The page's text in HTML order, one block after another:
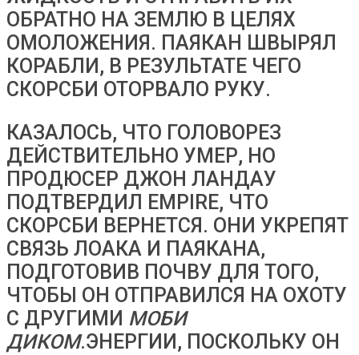
ОБРАТНО НА ЗЕМЛЮ В ЦЕЛЯХ
ОМОЛОЖЕНИЯ. ПАЯКАН ШВЫРЯЛ
КОРАБЛИ, В РЕЗУЛЬТАТЕ ЧЕГО
СКОРСБИ ОТОРВАЛО РУКУ.
КАЗАЛОСЬ, ЧТО ГОЛОВОРЕЗ
ДЕЙСТВИТЕЛЬНО УМЕР, НО
ПРОДЮСЕР ДЖОН ЛАНДАУ
ПОДТВЕРДИЛ EMPIRE, ЧТО
СКОРСБИ ВЕРНЕТСЯ. ОНИ УКРЕПЯТ
СВЯЗЬ ЛОАКА И ПАЯКАНА,
ПОДГОТОВИВ ПОЧВУ ДЛЯ ТОГО,
ЧТОБЫ ОН ОТПРАВИЛСЯ НА ОХОТУ
С ДРУГИМИ МОБИ
ДИКОМ.ЭНЕРГИИ, ПОСКОЛЬКУ ОН